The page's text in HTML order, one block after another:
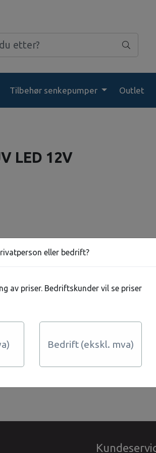
Tilbehør senkepumper Outlet
LED 12V
eller bedrift?
av priser. Bedriftskunder vil se priser
Bedrift (ekskl. mva)